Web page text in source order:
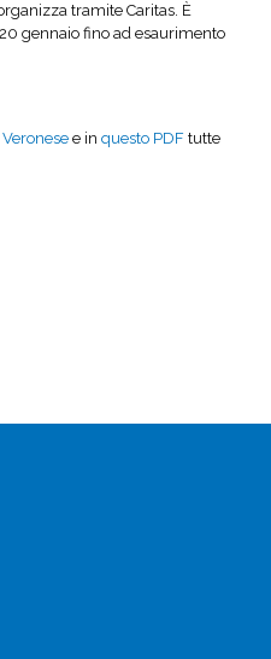
tramite Caritas. È
gennaio fino ad esaurimento
e in questo PDF tutte